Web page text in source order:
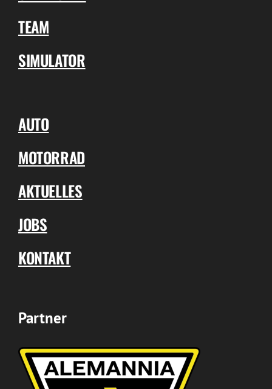
TEAM
SIMULATOR
AUTO
MOTORRAD
AKTUELLES
JOBS
KONTAKT
Partner